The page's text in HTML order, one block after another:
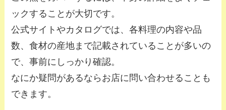
ックすることが大切です。
公式サイトやカタログでは、各料理の内容や品
数、食材の産地まで記載されていることが多いの
で、事前にしっかり確認。
なにか疑問があるならお店に問い合わせることも
できます。